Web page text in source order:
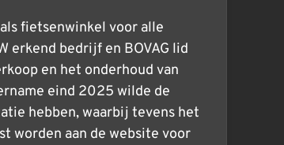
fietsenwinkel voor alle
erkend bedrijf en BOVAG lid
en het onderhoud van
eind 2025 wilde de
hebben, waarbij tevens het
worden aan de website voor